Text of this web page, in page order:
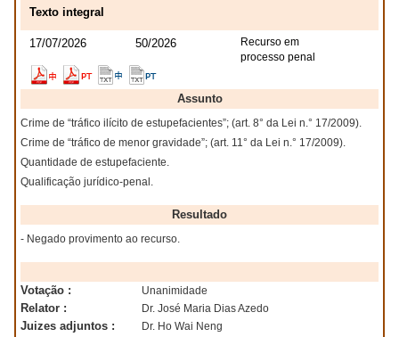
Texto integral
17/07/2026 50/2026
Recurso em
processo penal
Assunto
Crime de “tráfico ilícito de estupefacientes”; (art. 8° da Lei n.° 17/2009).
Crime de “tráfico de menor gravidade”; (art. 11° da Lei n.° 17/2009).
Quantidade de estupefaciente.
Qualificação jurídico-penal.
Resultado
- Negado provimento ao recurso.
Votação : Unanimidade
Relator : Dr. José Maria Dias Azedo
Juizes adjuntos :
Dr. Ho Wai Neng